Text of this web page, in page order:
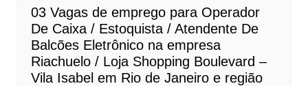
03 Vagas de emprego para Operador
De Caixa / Estoquista / Atendente De
Balcões Eletrônico na empresa
Riachuelo / Loja Shopping Boulevard –
Vila Isabel em Rio de Janeiro e região